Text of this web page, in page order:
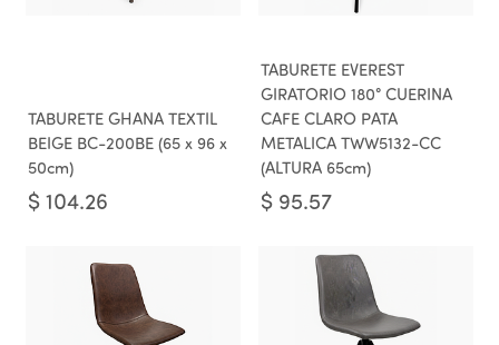
TABURETE GHANA TEXTIL
BEIGE BC-200BE (65 x 96 x
50cm)
$ 104.26
TABURETE EVEREST
GIRATORIO 180° CUERINA
CAFE CLARO PATA
METALICA TWW5132-CC
(ALTURA 65cm)
$ 95.57